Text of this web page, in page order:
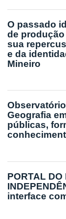
O passado
de
sua
e da
Mineiro
Geografia
públicas,
PORTAL DO
interface